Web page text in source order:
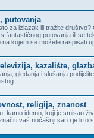
putovanja
za izlazak ili tražite društvo?
fantastičnog putovanja ili se
kojem se možete raspisati
kazalište,
gledanja i slušanja
religija, znanost
kamo idemo, koji je smisao
vaš noćašnji san i je li to